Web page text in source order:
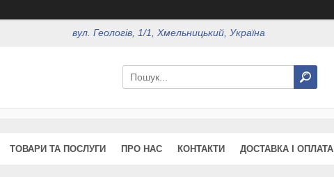
вул. Геологів, 1/1, Хмельницький, Україна
ТОВАРИ ТА ПОСЛУГИ ПРО НАС КОНТАКТИ ДОСТАВКА І ОПЛАТА